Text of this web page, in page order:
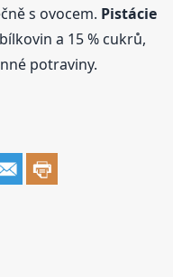
s ovocem. Pistácie
a 15 % cukrů,
potraviny.